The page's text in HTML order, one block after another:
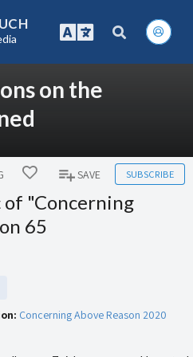
on the
SAVE SUBSCRIBE
of "Concerning
65
Concerning Above Reason 2020